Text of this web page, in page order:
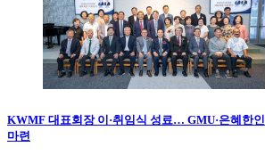
KWMF 대표회장 이·취임식 성료… GMU·은혜한
마련